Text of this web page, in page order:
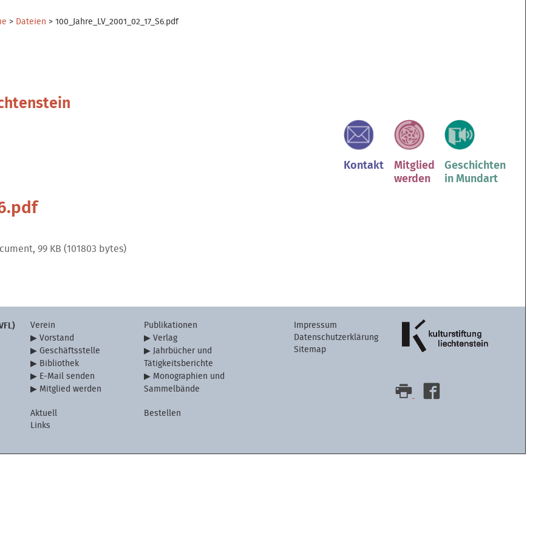
> Dateien >100_Jahre_LV_2001_02_17_S6.pdf
Kontakt
Mitglied
werden
Geschichten
in Mundart
99 KB (101803 bytes)
Verein
Vorstand
Geschäftsstelle
Bibliothek
E-Mail senden
Mitglied werden
Aktuell
Links
Publikationen
Verlag
Jahrbücher und
Tätigkeitsberichte
Monographien und
Sammelbände
Bestellen
Impressum
Datenschutzerklärung
Sitemap